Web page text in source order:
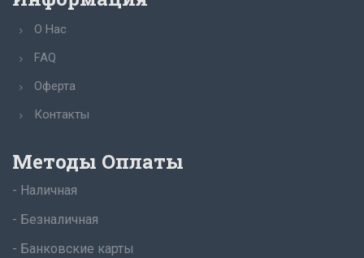
О Нас
FAQ
Оферта
Контакты
Методы Оплаты
- Наличная
- Безналичная
- Банковские карты